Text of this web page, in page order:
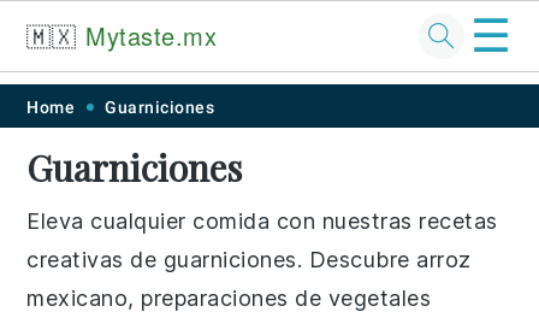
Skip
primary
navigation
Skip
main
content
Skip
primary
sidebar
Skip
footer
🇲🇽 Mytaste.mx ☰
Home Guarniciones
Guarniciones
Eleva cualquier comida con nuestras recetas
creativas de guarniciones. Descubre arroz
mexicano, preparaciones de vegetales